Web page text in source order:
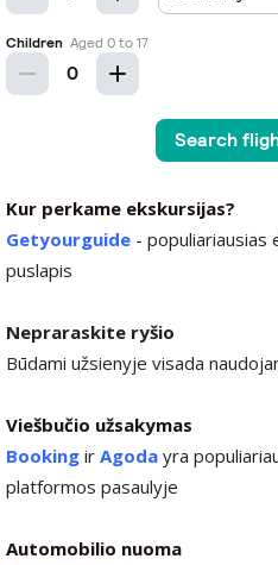
Kur perkame ekskursijas?
Getyourguide - populiariausias
puslapis
Nepraraskite ryšio
Būdami užsienyje visada
Viešbučio užsakymas
Booking ir Agoda yra
platformos pasaulyje
Automobilio nuoma